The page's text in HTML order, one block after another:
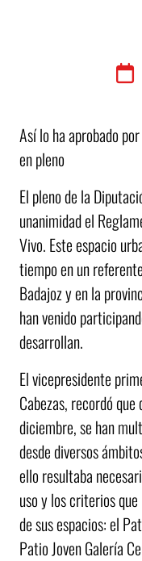
Así lo ha aprobado
en pleno
El pleno de la
unanimidad el
Vivo. Este espacio
tiempo en un
Badajoz y en la
han venido
desarrollan.
El vicepresidente
Cabezas, recordó
diciembre, se han
desde diversos
ello resultaba
uso y los criterios
de sus espacios: el
Patio Joven Galería